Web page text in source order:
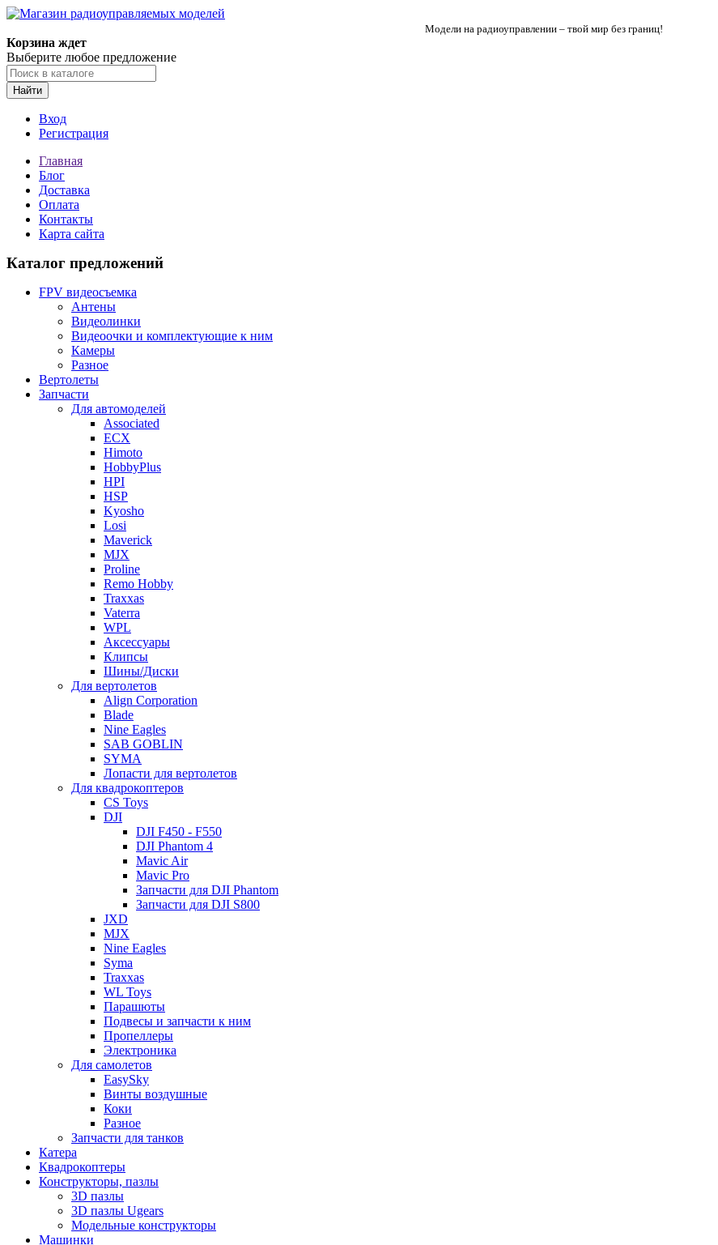
Модели на радиоуправлении – твой мир без границ!
Корзина ждет
Выберите любое предложение
Найти
Вход
Регистрация
Главная
Блог
Доставка
Оплата
Контакты
Карта сайта
Каталог предложений
FPV видеосъемка
Антены
Видеолинки
Видеоочки и комплектующие к ним
Камеры
Разное
Вертолеты
Запчасти
Для автомоделей
Associated
ECX
Himoto
HobbyPlus
HPI
HSP
Kyosho
Losi
Maverick
MJX
Proline
Remo Hobby
Traxxas
Vaterra
WPL
Аксессуары
Клипсы
Шины/Диски
Для вертолетов
Align Corporation
Blade
Nine Eagles
SAB GOBLIN
SYMA
Лопасти для вертолетов
Для квадрокоптеров
CS Toys
DJI
DJI F450 - F550
DJI Phantom 4
Mavic Air
Mavic Pro
Запчасти для DJI Phantom
Запчасти для DJI S800
JXD
MJX
Nine Eagles
Syma
Traxxas
WL Toys
Парашюты
Подвесы и запчасти к ним
Пропеллеры
Электроника
Для самолетов
EasySky
Винты воздушные
Коки
Разное
Запчасти для танков
Катера
Квадрокоптеры
Конструкторы, пазлы
3D пазлы
3D пазлы Ugears
Модельные конструкторы
Машинки